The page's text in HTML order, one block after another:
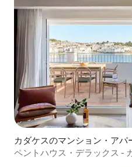
カダケスのマンション・アパ
ペントハウス・デラックス -